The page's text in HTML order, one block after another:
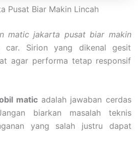
Pusat Biar Makin Lincah
matic jakarta pusat biar makin
Sirion yang dikenal gesit
agar performa tetap responsif
matic adalah jawaban cerdas
biarkan masalah teknis
yang salah justru dapat